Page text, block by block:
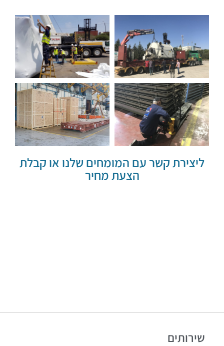
ליצירת קשר עם המומחים שלנו או קבלת
הצעת מחיר
שירותים